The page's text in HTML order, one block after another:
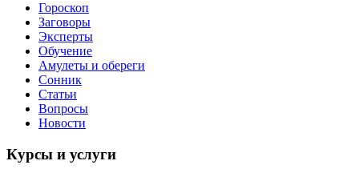
Гороскоп
Заговоры
Эксперты
Обучение
Амулеты и обереги
Сонник
Статьи
Вопросы
Новости
Курсы и услуги